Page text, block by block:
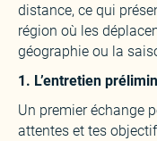
distance, ce qui
région où les
géographie ou la
1. L’entretien
Un premier échange
attentes et tes